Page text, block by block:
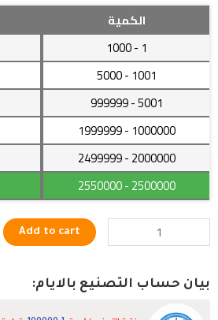
الكمية
1
- 1000
1001
- 5000
5001
- 999999
1000000
- 1999999
2000000
- 2499999
2500000
- 2550000
مراقبة
تعمل
في
الطلق
quantity
Add to cart
بيان حساب التصنيع بالايام: